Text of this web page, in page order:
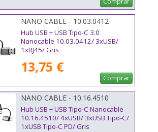
NANO CABLE - 10.03.0412
Hub USB + USB Tipo-C 3.0
Nanocable 10.03.0412/ 3xUSB/
1xRJ45/ Gris
13,75 €
Comprar
NANO CABLE - 10.16.4510
Hub USB + USB Tipo-C Nanocable
10.16.4510/ 4xUSB/ 3xUSB Tipo-C/
1xUSB Tipo-C PD/ Gris